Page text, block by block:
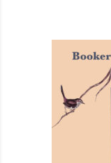
hafızası ile kısa
böyle olunca,
yazdığı
bir yer ediniyor.
dönemlerine ışık
rakipleri,
yaşantısına ayak